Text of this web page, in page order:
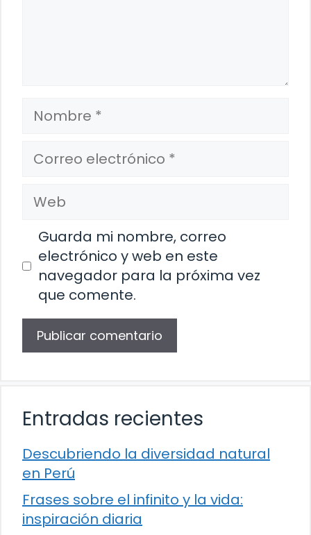
Nombre
Correo
electrónico
Web
Guarda mi nombre, correo
electrónico y web en este
navegador para la próxima vez
que comente.
Entradas recientes
Descubriendo la diversidad natural
en Perú
Frases sobre el infinito y la vida:
inspiración diaria